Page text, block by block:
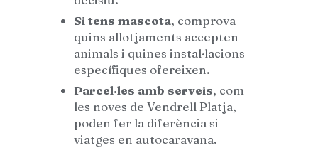
Si tens mascota, comprova
quins allotjaments accepten
animals i quines instal·lacions
específiques ofereixen.
Parcel·les amb serveis, com
les noves de Vendrell Platja,
poden fer la diferència si
viatges en autocaravana.